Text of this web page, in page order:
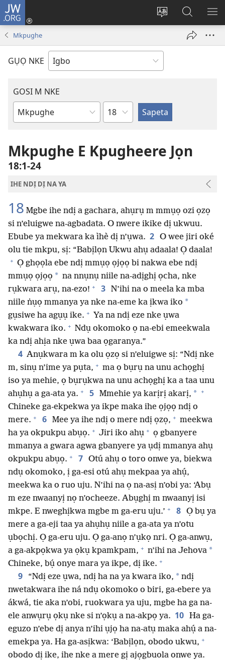
JW.ORG
Gbanwee
Banye
(ga-
ebe
anọ
gụọ
Chọọ
Ihe
na
Mkpughe
GỤỌ NKE
GOSI M NKE
Akwụkwọ
Isiokwu
Mkpughe E Kpugheere Jọn
18:1-24
IHE NDỊ DỊ NA YA
18 Mgbe ihe ndị a gachara, ahụrụ m mmụọ ozi ọzọ
si n’eluigwe na-agbadata. O nwere ikike dị ukwuu.
Ebube ya mekwara ka ìhè dị n’ụwa. 2 O wee jiri oké
olu tie mkpu, sị: “Babịlọn Ukwu ahụ adaala! Ọ daala!
+ Ọ ghọọla ebe ndị mmụọ ọjọọ bi nakwa ebe ndị
mmụọ ọjọọ * na nnụnụ niile na-adịghị ọcha, nke
rụkwara arụ, na-ezo! + 3 N’ihi na o meela ka mba
niile ṅụọ mmanya ya nke na-eme ka ịkwa iko *
gụsiwe ha agụụ ike. + Ya na ndị eze nke ụwa
kwakwara iko. + Ndụ okomoko ọ na-ebi emeekwala
ka ndị ahịa nke ụwa baa ọgaranya.”
4 Anụkwara m ka olu ọzọ si n’eluigwe sị: “Ndị nke
m, sinụ n’ime ya pụta, + ma ọ bụrụ na unu achọghị
iso ya mehie, ọ bụrụkwa na unu achọghị ka a taa unu
ahụhụ a ga-ata ya. + 5 Mmehie ya karịrị akarị, * +
Chineke ga-ekpekwa ya ikpe maka ihe ọjọọ ndị o
mere. + 6 Mee ya ihe ndị o mere ndị ọzọ, + meekwa
ha ya okpukpu abụọ. + Jiri iko ahụ + ọ gbanyere
mmanya a gwara agwa gbanyere ya ụdị mmanya ahụ
okpukpu abụọ. + 7 Otú ahụ o toro onwe ya, biekwa
ndụ okomoko, ị ga-esi otú ahụ mekpaa ya ahụ́,
meekwa ka o ruo uju. N’ihi na ọ na-asị n’obi ya: ‘Abụ
m eze nwaanyị nọ n’ocheeze. Abụghị m nwaanyị isi
mkpe. E nweghịkwa mgbe m ga-eru uju.’ + 8 Ọ bụ ya
mere a ga-eji taa ya ahụhụ niile a ga-ata ya n’otu
ụbọchị. Ọ ga-eru uju. Ọ ga-anọ n’ụkọ nri. Ọ ga-anwụ,
a ga-akpọkwa ya ọkụ kpamkpam, + n’ihi na Jehova *
Chineke, bụ́ onye mara ya ikpe, dị ike. +
9 “Ndị eze ụwa, ndị ha na ya kwara iko, * ndị
nwetakwara ihe ná ndụ okomoko o biri, ga-ebere ya
ákwá, tie aka n’obi, ruokwara ya uju, mgbe ha ga na-
ele anwụrụ ọkụ nke si n’ọkụ a na-akpọ ya. 10 Ha ga-
eguzo n’ebe dị anya n’ihi ụjọ ha na-atụ maka ahụ́ a na-
emekpa ya. Ha ga-asịkwa: ‘Babịlọn, obodo ukwu, +
obodo dị ike, ihe nke a mere gị ajọgbuola onwe ya.